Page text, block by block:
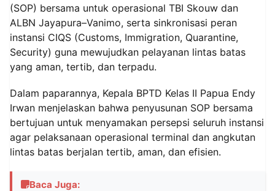
(SOP) bersama untuk operasional TBI Skouw dan
ALBN Jayapura–Vanimo, serta sinkronisasi peran
instansi CIQS (Customs, Immigration, Quarantine,
Security) guna mewujudkan pelayanan lintas batas
yang aman, tertib, dan terpadu.
Dalam paparannya, Kepala BPTD Kelas II Papua Endy
Irwan menjelaskan bahwa penyusunan SOP bersama
bertujuan untuk menyamakan persepsi seluruh instansi
agar pelaksanaan operasional terminal dan angkutan
lintas batas berjalan tertib, aman, dan efisien.
Baca Juga: